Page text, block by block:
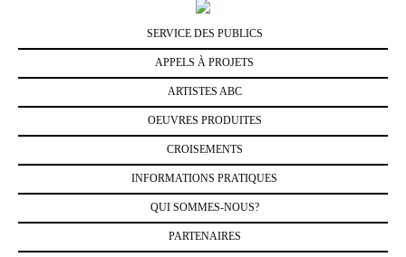
SERVICE DES PUBLICS
APPELS À PROJETS
ARTISTES ABC
OEUVRES PRODUITES
CROISEMENTS
INFORMATIONS PRATIQUES
QUI SOMMES-NOUS?
PARTENAIRES